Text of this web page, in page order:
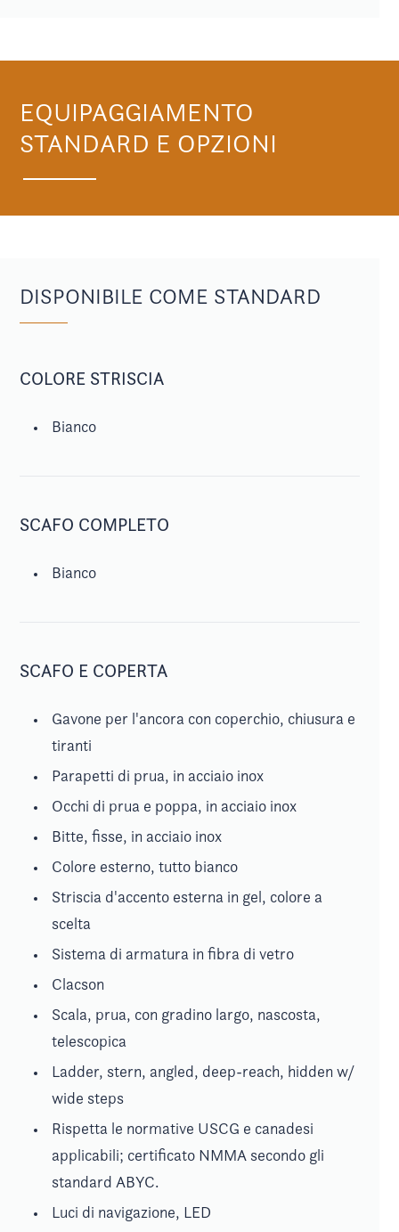
EQUIPAGGIAMENTO
STANDARD E OPZIONI
DISPONIBILE COME STANDARD
COLORE STRISCIA
Bianco
SCAFO COMPLETO
Bianco
SCAFO E COPERTA
Gavone per l'ancora con coperchio, chiusura e
tiranti
Parapetti di prua, in acciaio inox
Occhi di prua e poppa, in acciaio inox
Bitte, fisse, in acciaio inox
Colore esterno, tutto bianco
Striscia d'accento esterna in gel, colore a
scelta
Sistema di armatura in fibra di vetro
Clacson
Scala, prua, con gradino largo, nascosta,
telescopica
Ladder, stern, angled, deep-reach, hidden w/
wide steps
Rispetta le normative USCG e canadesi
applicabili; certificato NMMA secondo gli
standard ABYC.
Luci di navigazione, LED